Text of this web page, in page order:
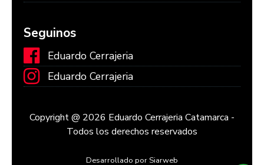
Seguinos
Eduardo Cerrajeria
Eduardo Cerrajeria
Copyright @ 2026 Eduardo Cerrajeria Catamarca -
Todos los derechos reservados
Desarrollado por Siarweb